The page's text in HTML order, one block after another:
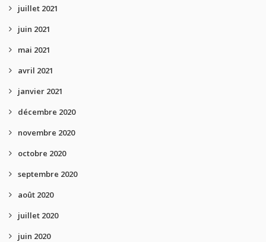
juillet 2021
juin 2021
mai 2021
avril 2021
janvier 2021
décembre 2020
novembre 2020
octobre 2020
septembre 2020
août 2020
juillet 2020
juin 2020